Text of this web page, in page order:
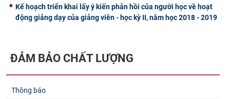
Kế hoạch triển khai lấy ý kiến phản hồi của người học về hoạt
động giảng dạy của giảng viên - học kỳ II, năm học 2018 - 2019
ĐẢM BẢO CHẤT LƯỢNG
Thông báo